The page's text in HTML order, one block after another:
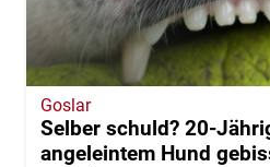
Goslar
Selber schuld? 20-
angeleintem Hund